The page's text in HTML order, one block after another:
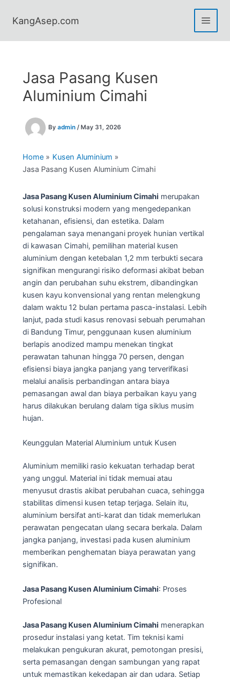
KangAsep.com
Jasa Pasang Kusen
Aluminium Cimahi
By admin / May 31, 2026
Home
Kusen Aluminium
Jasa Pasang Kusen Aluminium Cimahi
Jasa Pasang Kusen Aluminium Cimahi merupakan
solusi konstruksi modern yang mengedepankan
ketahanan, efisiensi, dan estetika. Dalam
pengalaman saya menangani proyek hunian vertikal
di kawasan Cimahi, pemilihan material kusen
aluminium dengan ketebalan 1,2 mm terbukti secara
signifikan mengurangi risiko deformasi akibat beban
angin dan perubahan suhu ekstrem, dibandingkan
kusen kayu konvensional yang rentan melengkung
dalam waktu 12 bulan pertama pasca-instalasi. Lebih
lanjut, pada studi kasus renovasi sebuah perumahan
di Bandung Timur, penggunaan kusen aluminium
berlapis anodized mampu menekan tingkat
perawatan tahunan hingga 70 persen, dengan
efisiensi biaya jangka panjang yang terverifikasi
melalui analisis perbandingan antara biaya
pemasangan awal dan biaya perbaikan kayu yang
harus dilakukan berulang dalam tiga siklus musim
hujan.
Keunggulan Material Aluminium untuk Kusen
Aluminium memiliki rasio kekuatan terhadap berat
yang unggul. Material ini tidak memuai atau
menyusut drastis akibat perubahan cuaca, sehingga
stabilitas dimensi kusen tetap terjaga. Selain itu,
aluminium bersifat anti-karat dan tidak memerlukan
perawatan pengecatan ulang secara berkala. Dalam
jangka panjang, investasi pada kusen aluminium
memberikan penghematan biaya perawatan yang
signifikan.
Jasa Pasang Kusen Aluminium Cimahi: Proses
Profesional
Jasa Pasang Kusen Aluminium Cimahi menerapkan
prosedur instalasi yang ketat. Tim teknisi kami
melakukan pengukuran akurat, pemotongan presisi,
serta pemasangan dengan sambungan yang rapat
untuk memastikan kekedapan air dan udara. Setiap